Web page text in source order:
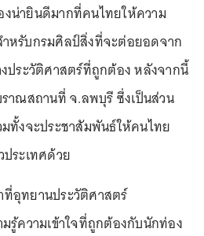
งน่ายินดีมากที่คนไทยให้ความ
หรับกรมศิลป์สิ่งที่จะต่อยอดจาก
ประวัติศาสตร์ที่ถูกต้อง หลังจากนี้
าณสถานที่ จ.ลพบุรี ซึ่งเป็นส่วน
ทั้งจะประชาสัมพันธ์ให้คนไทย
ระเทศด้วย
ที่อุทยานประวัติศาสตร์
รู้ความเข้าใจที่ถูกต้องกับนักท่อง